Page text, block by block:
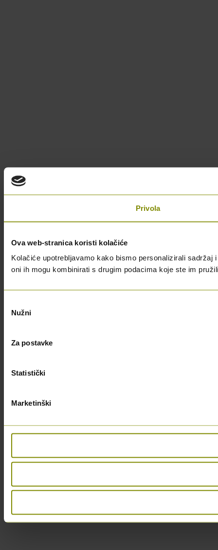
Privola
Ova web-stranica koristi kolačiće
Kolačiće upotrebljavamo kako bismo personalizirali
oni ih mogu kombinirati s drugim podacima koje ste im
pristanka
Nužni
Za postavke
Statistički
Marketinški